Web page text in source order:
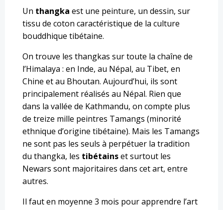
Un thangka est une peinture, un dessin, sur
tissu de coton caractéristique de la culture
bouddhique tibétaine.
On trouve les thangkas sur toute la chaîne de
l’Himalaya : en Inde, au Népal, au Tibet, en
Chine et au Bhoutan. Aujourd’hui, ils sont
principalement réalisés au Népal. Rien que
dans la vallée de Kathmandu, on compte plus
de treize mille peintres Tamangs (minorité
ethnique d’origine tibétaine). Mais les Tamangs
ne sont pas les seuls à perpétuer la tradition
du thangka, les tibétainset surtout les
Newars sont majoritaires dans cet art, entre
autres.
Il faut en moyenne 3 mois pour apprendre l’art